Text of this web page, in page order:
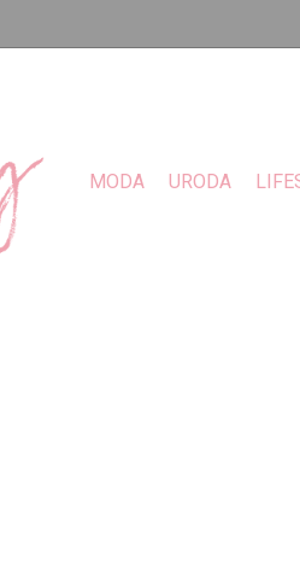
MODA URODA